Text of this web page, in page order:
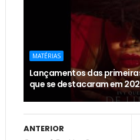
MATÉRIAS
Lançamentos das
que se destacaram em
ANTERIOR